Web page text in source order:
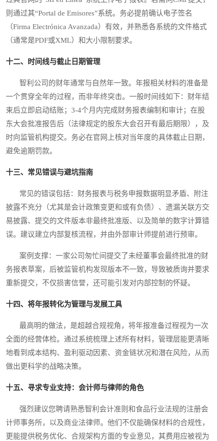
则通过其“Portal de Emisores”系统。务必提前确认电子签名
（Firma Electrónica Avanzada）有效，并熟悉各系统的文件格式
（通常是PDF或XML）和大小限制要求。
十二、时间线与截止日期管理
智利公司的财年通常与自然年一致。年报相关材料的准备是
一个贯穿全年的过程，而非年终突击。一般时间线如下：财年结
束后立即启动结账；3-4个月内完成财务报表编制和审计；在股
东大会批准报告后（法律规定的股东大会召开有最后期限），及
时向监管机构提交。务必在官网上核对当年度的具体截止日期，
避免逾期罚款。
十三、常见错误与避坑指南
常见的错误包括：财务报表与税务申报数据明显矛盾、附注
披露不充分（尤其是会计政策变更和或有负债）、遗漏关联方交
易披露、提交的文件版本非最终批准版、以及简单的数字计算错
误。建议建立内部复核流程，并由外部审计师提前进行预审。
案例支撑：一家公司匆忙间提交了未经董事会最终批准的财
务报表草案，后被监管机构发现版本不一致，导致被质询并要求
重新提交，不仅损害信誉，还可能引发对内部控制的怀疑。
十四、将年报转化为管理与发展工具
最高明的做法，是超越合规视角，将年报准备过程视为一次
全面的经营体检。通过系统梳理上述所有材料，管理层能更清晰
地看到成本结构、盈利驱动因素、资金链状况和潜在风险，从而
做出更科学的战略决策。
十五、寻求专业支持：会计师与律师的角色
强烈建议您聘请熟悉智利会计准则和食品行业法规的注册会
计师事务所，以及商业法律师。他们不仅能确保材料的合规性，
更能提供税务优化、合规架构方面的专业意见，其费用应被视为